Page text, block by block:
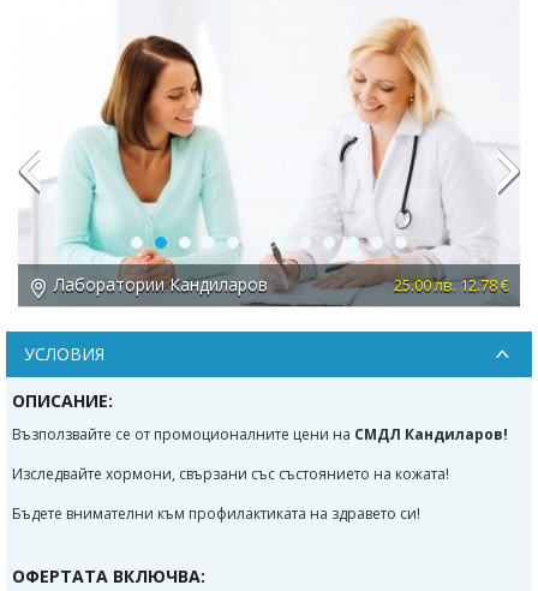
Лаборатории Кандиларов 25.00 лв. 12.78 €
Previous Next
УСЛОВИЯ
ОПИСАНИЕ:
Възползвайте се от промоционалните цени на СМДЛ Кандиларов!
Изследвайте хормони, свързани със състоянието на кожата!
Бъдете внимателни към профилактиката на здравето си!
ОФЕРТАТА ВКЛЮЧВА: